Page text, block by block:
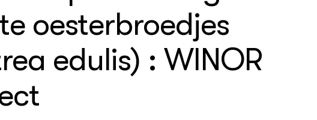
Maat projecten
Innovatieloket
oesterbroedjes
edulis) : WINOR